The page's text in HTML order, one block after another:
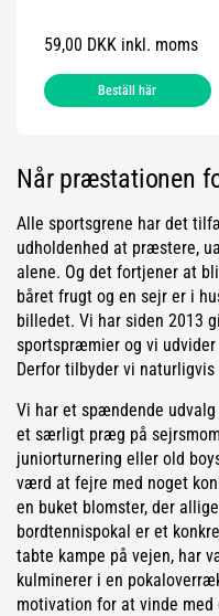
59,00 DKK inkl. moms
Beställ här
Når præstationen
Alle sportsgrene har det
udholdenhed at præstere,
alene. Og det fortjener at
båret frugt og en sejr er i
billedet. Vi har siden 2013
sportspræmier og vi
Derfor tilbyder vi
Vi har et spændende
et særligt præg på
juniorturnering eller old
værd at fejre med noget
en buket blomster, der
bordtennispokal er et
tabte kampe på vejen, har
kulminerer i en
motivation for at vinde med